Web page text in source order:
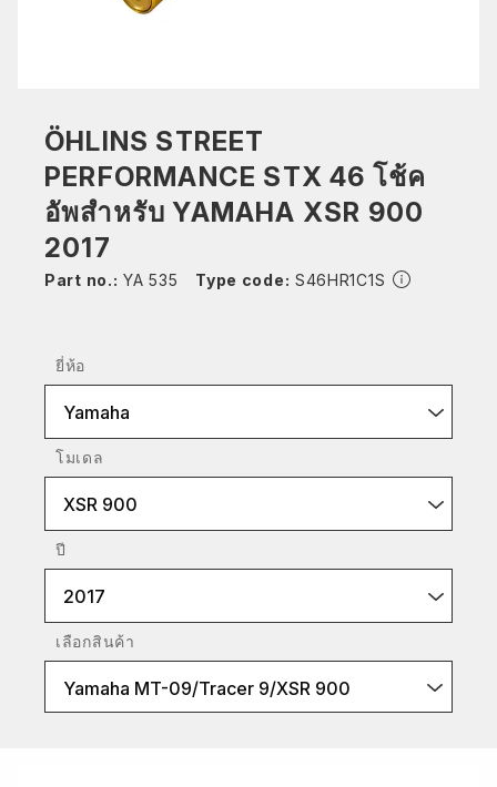
ÖHLINS STREET
PERFORMANCE STX 46 โช้ค
อัพสำหรับ YAMAHA XSR 900
2017
Part no.: YA 535 Type code: S46HR1C1S
ยี่ห้อ
Yamaha
โมเดล
XSR 900
ปี
2017
เลือกสินค้า
Yamaha MT-09/Tracer 9/XSR 900